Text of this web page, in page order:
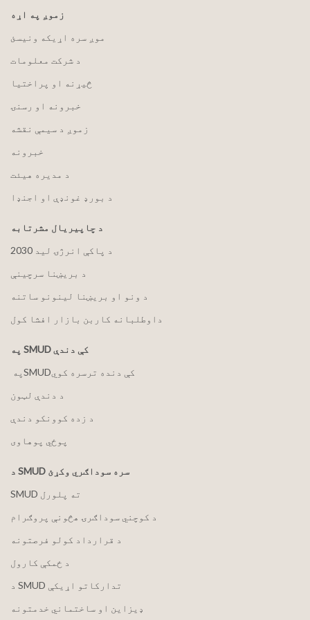
زموږ په اړه
موږ سره اړیکه ونیسئ
د شرکت معلومات
څیړنه او پراختیا
خبرونه او رسنۍ
زموږ د سیمې نقشه
خبرونه
د مدیره هیئت
د بورډ غونډې او اجنډا
د چاپیریال مشرتابه
2030 د پاکې انرژۍ لید
د بریښنا سرچینې
د ونو او بریښنا لینونو ساتنه
داوطلبانه کاربن بازار افشا کول
په SMUD کې دندې
په ‏‎SMUD‎‏ کې دنده ترسره کوي
د دندې لټون
د زده کوونکو دندې
پوځي پوهاوی
د SMUD سره سوداګري وکړئ
SMUD ته پلورل
د کوچني سوداګرۍ هڅونې پروګرام
د قرارداد کولو فرصتونه
د ځمکې کارول
د SMUD تدارکاتو اړیکې
ډیزاین او ساختماني خدمتونه